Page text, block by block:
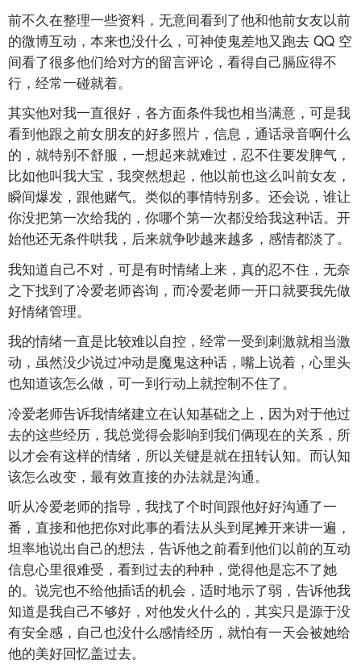
前不久在整理一些资料，无意间看到了他和他前女友以前
的微博互动，本来也没什么，可神使鬼差地又跑去 QQ 空
间看了很多他们给对方的留言评论，看得自己膈应得不
行，经常一碰就着。
其实他对我一直很好，各方面条件我也相当满意，可是我
看到他跟之前女朋友的好多照片，信息，通话录音啊什么
的，就特别不舒服，一想起来就难过，忍不住要发脾气，
比如他叫我大宝，我突然想起，他以前也这么叫前女友，
瞬间爆发，跟他赌气。类似的事情特别多。还会说，谁让
你没把第一次给我的，你哪个第一次都没给我这种话。开
始他还无条件哄我，后来就争吵越来越多，感情都淡了。
我知道自己不对，可是有时情绪上来，真的忍不住，无奈
之下找到了冷爱老师咨询，而冷爱老师一开口就要我先做
好情绪管理。
我的情绪一直是比较难以自控，经常一受到刺激就相当激
动，虽然没少说过冲动是魔鬼这种话，嘴上说着，心里头
也知道该怎么做，可一到行动上就控制不住了。
冷爱老师告诉我情绪建立在认知基础之上，因为对于他过
去的这些经历，我总觉得会影响到我们俩现在的关系，所
以才会有这样的情绪，所以关键是就在扭转认知。而认知
该怎么改变，最有效直接的办法就是沟通。
听从冷爱老师的指导，我找了个时间跟他好好沟通了一
番，直接和他把你对此事的看法从头到尾摊开来讲一遍，
坦率地说出自己的想法，告诉他之前看到他们以前的互动
信息心里很难受，看到过去的种种，觉得他是忘不了她
的。说完也不给他插话的机会，适时地示了弱，告诉他我
知道是我自己不够好，对他发火什么的，其实只是源于没
有安全感，自己也没什么感情经历，就怕有一天会被她给
他的美好回忆盖过去。